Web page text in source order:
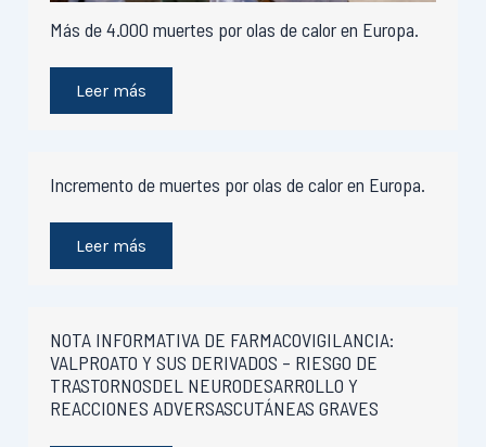
Más de 4.000 muertes por olas de calor en Europa.
Leer más
Incremento de muertes por olas de calor en Europa.
Leer más
NOTA INFORMATIVA DE FARMACOVIGILANCIA:
VALPROATO Y SUS DERIVADOS – RIESGO DE
TRASTORNOSDEL NEURODESARROLLO Y
REACCIONES ADVERSASCUTÁNEAS GRAVES